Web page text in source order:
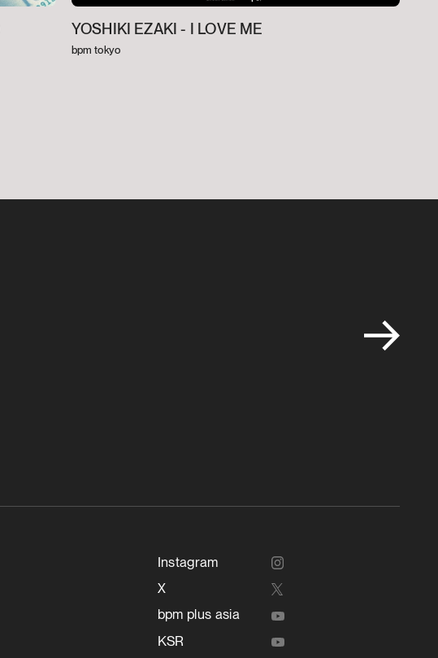
YOSHIKI EZAKI - I LOVE ME
bpm tokyo
Instagram
X
bpm plus asia
KSR